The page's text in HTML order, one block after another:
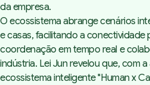
da empresa.
O ecossistema abrange cenários
e casas, facilitando a
coordenação em tempo real e
indústria. Lei Jun revelou que, com a
ecossistema inteligente "Human x